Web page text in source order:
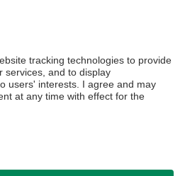
14:00 Uhr
zum Ökologisch–Botanischen